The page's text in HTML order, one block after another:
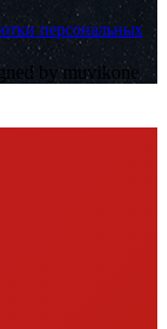
персональных
by muvikone